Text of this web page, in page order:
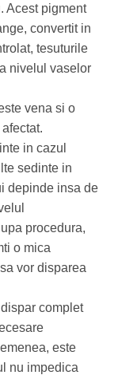
Acest pigment
convertit in
tesuturile
nivelul vaselor
vena si o
in cazul
sedinte in
depinde insa de
procedura,
o mica
vor disparea
complet
este
nu impedica